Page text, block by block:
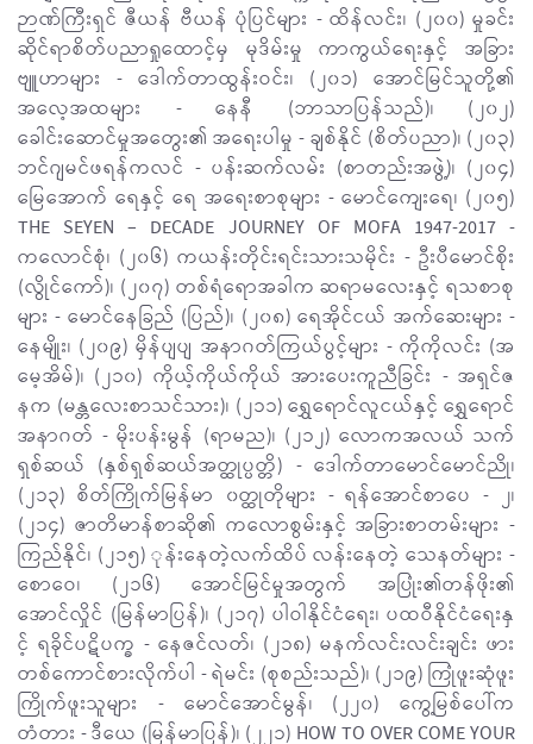
ဉာဏ်ကြီးရှင် ဇီယန် ဗီယန် ပုံပြင်များ - ထိန်လင်း၊ (၂၀၀) မှုခင်း
ဆိုင်ရာစိတ်ပညာရှုထောင့်မှ မုဒိမ်းမှု ကာကွယ်ရေးနှင့် အခြား
ဗျူဟာများ - ဒေါက်တာထွန်းဝင်း၊ (၂၀၁) အောင်မြင်သူတို့၏
အလေ့အထများ - နေနီ (ဘာသာပြန်သည်)၊ (၂၀၂)
ခေါင်းဆောင်မှုအတွေး၏ အရေးပါမှု - ချစ်နိုင် (စိတ်ပညာ)၊ (၂၀၃)
ဘင်ဂျမင်ဖရန်ကလင် - ပန်းဆက်လမ်း (စာတည်းအဖွဲ့)၊ (၂၀၄)
မြေအောက် ရေနှင့် ရေ အရေးစာစုများ - မောင်ကျေးရေ၊ (၂၀၅)
THE SEYEN – DECADE JOURNEY OF MOFA 1947-2017 -
ကလောင်စုံ၊ (၂၀၆) ကယန်းတိုင်းရင်းသားသမိုင်း - ဦးပီမောင်စိုး
(လွိုင်ကော်)၊ (၂၀၇) တစ်ရံရောအခါက ဆရာမလေးနှင့် ရသစာစု
များ - မောင်နေခြည် (ပြည်)၊ (၂၀၈) ရေအိုင်ငယ် အက်ဆေးများ -
နေမျိုး၊ (၂၀၉) မှိန်ပျပျ အနာဂတ်ကြယ်ပွင့်များ - ကိုကိုလင်း (အ
မေ့အိမ်)၊ (၂၁၀) ကိုယ့်ကိုယ်ကိုယ် အားပေးကူညီခြင်း - အရှင်ဇ
နက (မန္တလေးစာသင်သား)၊ (၂၁၁) ရွှေရောင်လူငယ်နှင့် ရွှေရောင်
အနာဂတ် - မိုးပန်းမွန် (ရာမည)၊ (၂၁၂) လောကအလယ် သက်
ရှစ်ဆယ် (နှစ်ရှစ်ဆယ်အတ္ထုပ္ပတ္တိ) - ဒေါက်တာမောင်မောင်ညို၊
(၂၁၃) စိတ်ကြိုက်မြန်မာ ၀တ္ထုတိုများ - ရန်အောင်စာပေ - ၂၊
(၂၁၄) ဇာတိမာန်စာဆို၏ ကလောစွမ်းနှင့် အခြားစာတမ်းများ -
ကြည်နိုင်၊ (၂၁၅) ုန်းနေတဲ့လက်ထိပ် လန်းနေတဲ့ သေနတ်များ -
စောဝေ၊ (၂၁၆) အောင်မြင်မှုအတွက် အပြုံး၏တန်ဖိုး၏
အောင်လှိုင် (မြန်မာပြန်)၊ (၂၁၇) ပါဝါနိုင်ငံရေး၊ ပထဝီနိုင်ငံရေးနှ
င့် ရခိုင်ပဋိပက္ခ - နေဇင်လတ်၊ (၂၁၈) မနက်လင်းလင်းချင်း ဖား
တစ်ကောင်စားလိုက်ပါ - ရဲမင်း (စုစည်းသည်)၊ (၂၁၉) ကြုံဖူးဆုံဖူး
ကြိုက်ဖူးသူများ - မောင်အောင်မွန်၊ (၂၂၀) ကွေ့မြစ်ပေါ်က
တံတား - ဒီယေ (မြန်မာပြန်)၊ (၂၂၁) HOW TO OVER COME YOUR